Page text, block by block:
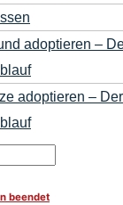
adoptieren –
adoptieren – Der
einem
beendet